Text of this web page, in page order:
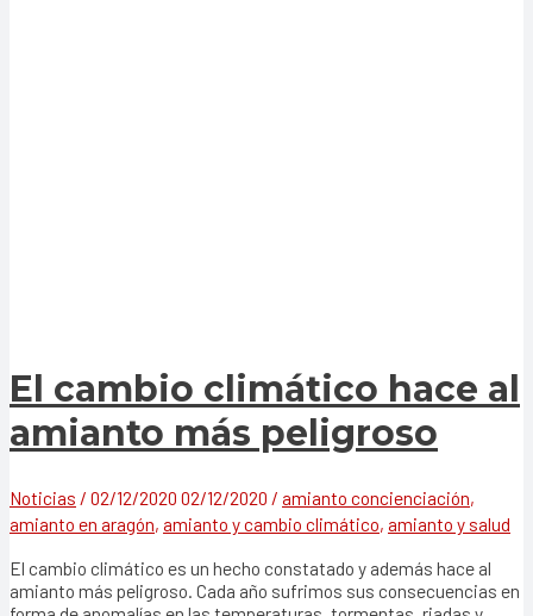
El cambio climático hace al
amianto más peligroso
Noticias / 02/12/2020 02/12/2020 / amianto concienciación,
amianto en aragón, amianto y cambio climático, amianto y salud
El cambio climático es un hecho constatado y además hace al
amianto más peligroso. Cada año sufrimos sus consecuencias en